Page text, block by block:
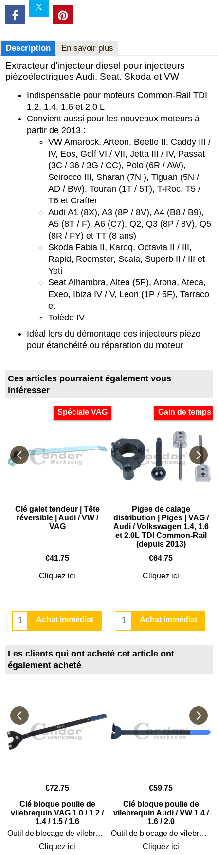
Description En savoir plus
Extracteur d'injecteur diesel pour injecteurs
piézoélectriques Audi, Seat, Skoda et VW
Indispensable pour moteurs Common-Rail TDI
1,2, 1,4, 1,6 et 2,0 L
Convient aussi pour les nouveaux moteurs à
partir de 2013 :
VW Amarock, Arteon, Beetle II, Caddy III /
IV, Eos, Golf VI / VII, Jetta III / IV, Passat
(3C / 36 / 3G / CC), Polo (6R / AW),
Scirocco III, Sharan (7N ), Tiguan (5N /
AD / BW), Touran (1T / 5T), T-Roc, T5 /
T6 et Crafter
Audi A1 (8X), A3 (8P / 8V), A4 (B8 / B9),
A5 (8T / F), A6 (C7), Q2, Q3 (8P / 8V), Q5
(8R / FY) et TT (8 ans)
Skoda Fabia II, Karoq, Octavia II / III,
Rapid, Roomster, Scala, Superb II / III et
Yeti
Seat Alhambra, Altea (5P), Arona, Ateca,
Exeo, Ibiza IV / V, Leon (1P / 5F), Tarraco
et
Tolède IV
Idéal lors du démontage des injecteurs piézo
pour étanchéité ou réparation du moteur
Ces articles pourraient également vous
intéresser
Spéciale VAG
Clé galet tendeur | Tête
réversible | Audi / VW /
VAG
€41.75
Cliquez ici
Achat immédiat
Gain de temps
Piges de calage
distribution | Piges | VAG /
Audi / Volkswagen 1.4, 1.6
et 2.0L TDI Common-Rail
(depuis 2013)
€64.75
Cliquez ici
Achat immédiat
Les clients qui ont acheté cet article ont
également acheté
€72.75
Clé bloque poulie de
vilebrequin VAG 1.0 / 1.2 /
1.4 / 1.5 / 1.6
Outil de blocage de vilebrequin / Clé pour poulie de vilebrequin spéciale Audi, Skoda, Seat et VW
Cliquez ici
€59.75
Clé bloque poulie de
vilebrequin Audi / VW 1.4 /
1.6 / 2.0
Outil de blocage de vilebrequin / Clé pour poulie de vilebrequin pour Audi / VW
Cliquez ici